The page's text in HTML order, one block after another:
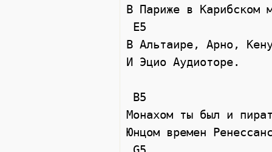
В Париже в Карибском
В Альтаире, Арно,
И Эцио Аудиоторе.
Монахом ты был и
Юнцом времен